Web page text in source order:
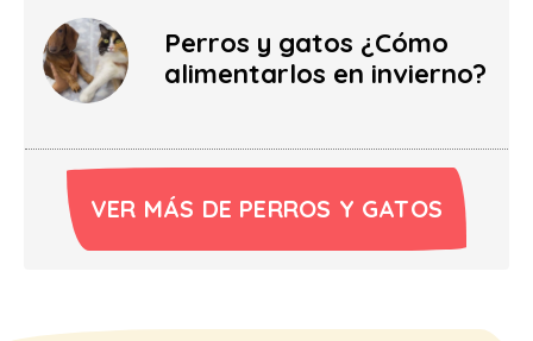
Perros y gatos ¿Cómo
alimentarlos en invierno?
VER MÁS DE PERROS Y GATOS